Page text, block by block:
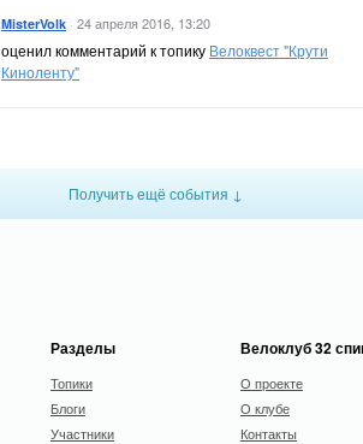
MisterVolk · 24 апреля 2016, 13:20
оценил комментарий к топику Велоквест "Крути
Киноленту"
Получить ещё события ↓
Разделы
Топики
Блоги
Участники
Велоклуб 32
О проекте
О клубе
Контакты